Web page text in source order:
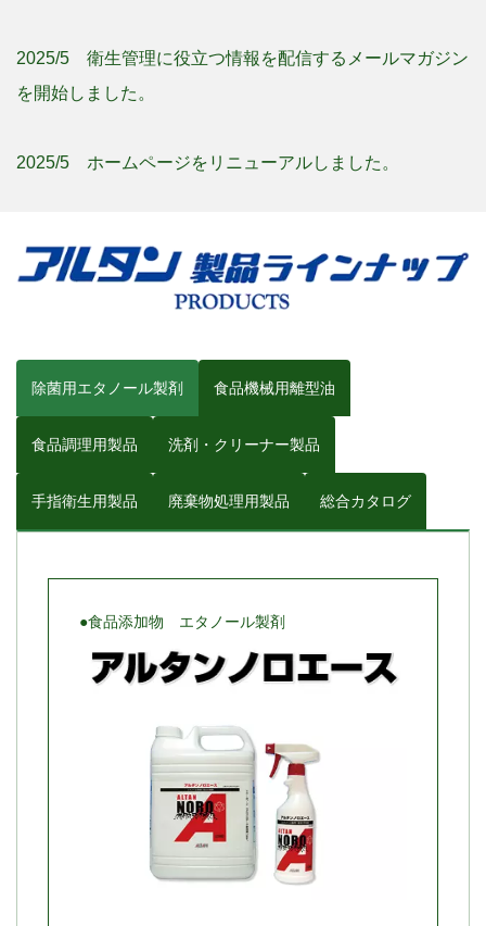
2025/5 衛生管理に役立つ情報を配信するメールマガジン
を開始しました。
2025/5 ホームページをリニューアルしました。
除菌用エタノール製剤 食品機械用離型油
食品調理用製品 洗剤・クリーナー製品
手指衛生用製品 廃棄物処理用製品 総合カタログ
●食品添加物 エタノール製剤